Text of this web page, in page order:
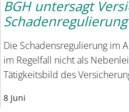
BGH untersagt
Schadenregulierung
Die Schadensregulierung im
im Regelfall nicht als
Tätigkeitsbild des
8 Juni